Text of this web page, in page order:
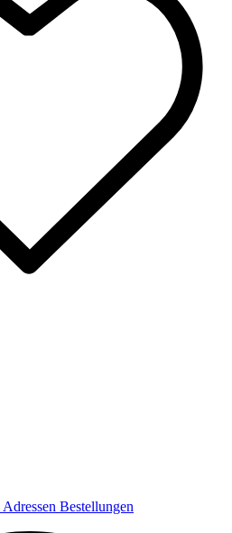
Adressen Bestellungen